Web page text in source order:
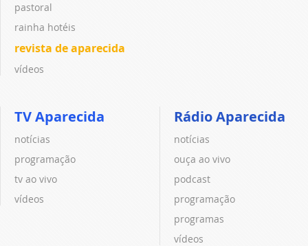
pastoral
rainha hotéis
revista de aparecida
vídeos
TV Aparecida
notícias
programação
tv ao vivo
vídeos
Rádio Aparecida
notícias
ouça ao vivo
podcast
programação
programas
vídeos